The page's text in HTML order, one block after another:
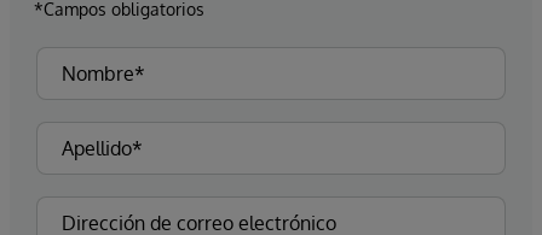
*Campos obligatorios